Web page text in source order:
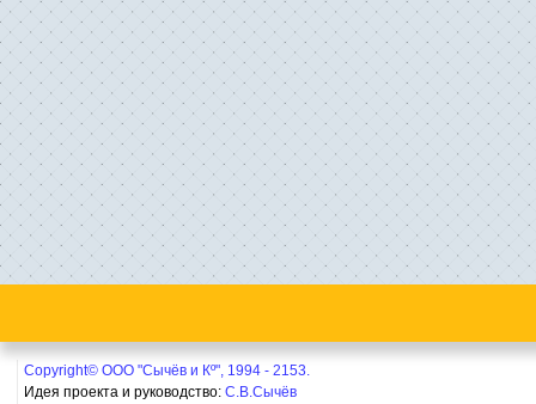
Copyright© ООО "Сычёв и Кº", 1994 - 2153.
Идея проекта и руководство: С.В.Сычёв